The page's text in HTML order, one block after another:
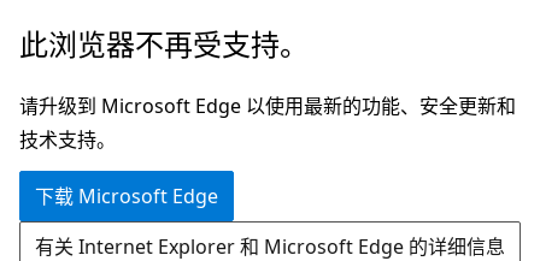
跳
主
要
内
此浏览器不再受支持。
请升级到 Microsoft Edge 以使用最新的功能、安全更新和
技术支持。
下载 Microsoft Edge
有关 Internet Explorer 和 Microsoft Edge 的详细信息